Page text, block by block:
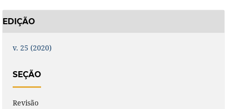
EDIÇÃO
v. 25 (2020)
SEÇÃO
Revisão